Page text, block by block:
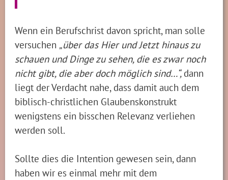
Wenn ein Berufschrist davon spricht, man solle
versuchen „über das Hier und Jetzt hinaus zu
schauen und Dinge zu sehen, die es zwar noch
nicht gibt, die aber doch möglich sind…“, dann
liegt der Verdacht nahe, dass damit auch dem
biblisch-christlichen Glaubenskonstrukt
wenigstens ein bisschen Relevanz verliehen
werden soll.
Sollte dies die Intention gewesen sein, dann
haben wir es einmal mehr mit dem